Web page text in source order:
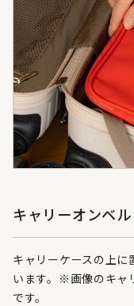
キャリーオンベ
キャリーケースの上に
います。※画像のキャ
です。